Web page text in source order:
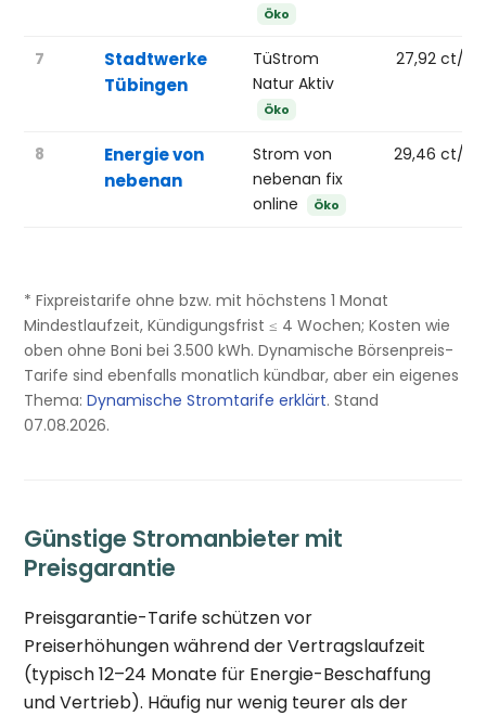
Öko
7
Stadtwerke
Tübingen
TüStrom
Natur Aktiv
Öko
27,92 ct/
8
Energie von
nebenan
Strom von
nebenan fix
online
Öko
29,46 ct/
* Fixpreistarife ohne bzw. mit höchstens 1 Monat
Mindestlaufzeit, Kündigungsfrist ≤ 4 Wochen; Kosten wie
oben ohne Boni bei 3.500 kWh. Dynamische Börsenpreis-
Tarife sind ebenfalls monatlich kündbar, aber ein eigenes
Thema:Dynamische Stromtarife erklärt. Stand
07.08.2026.
Günstige Stromanbieter mit
Preisgarantie
Preisgarantie-Tarife schützen vor
Preiserhöhungen während der Vertragslaufzeit
(typisch 12–24 Monate für Energie-Beschaffung
und Vertrieb). Häufig nur wenig teurer als der